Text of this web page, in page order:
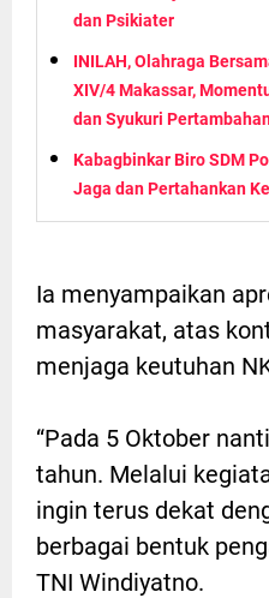
dan Psikiater
INILAH, Olahraga
XIV/4 Makassar,
dan Syukuri
Kabagbinkar Biro SDM
Jaga dan Pertahankan
Ia menyampaikan
masyarakat, atas
menjaga keutuhan
“Pada 5 Oktober
tahun. Melalui
ingin terus dekat
berbagai bentuk
TNI Windiyatno.